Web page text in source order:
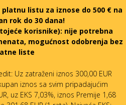
listu za iznose do 500 € na
rok do 30 dana!
korisnike): nije potrebna
mogućnost odobrenja bez
liste
Uz zatraženi iznos 300,00 EUR
iznos sa svim pripadajućim
uz EKS 7,03%, iznos Premije 1,68